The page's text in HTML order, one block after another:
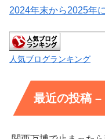
2024年末から2025年
人気ブログランキング
最近の投稿 –